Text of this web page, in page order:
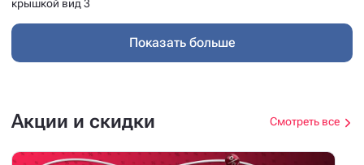
крышкой вид 3
Показать больше
Акции и скидки Смотреть все